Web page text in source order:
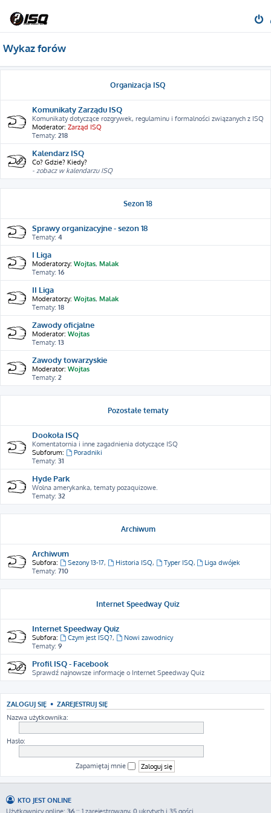
Wykaz forów
Organizacja ISQ
Komunikaty Zarządu ISQ
Komunikaty dotyczące rozgrywek, regulaminu i formalności związanych z ISQ
Moderator: Zarząd ISQ
Tematy: 218
Kalendarz ISQ
Co? Gdzie? Kiedy?
- zobacz w kalendarzu ISQ
Sezon 18
Sprawy organizacyjne - sezon 18
Tematy: 4
I Liga
Moderatorzy: Wojtas, Malak
Tematy: 16
II Liga
Moderatorzy: Wojtas, Malak
Tematy: 18
Zawody oficjalne
Moderator: Wojtas
Tematy: 13
Zawody towarzyskie
Moderator: Wojtas
Tematy: 2
Pozostałe tematy
Dookoła ISQ
Komentatornia i inne zagadnienia dotyczące ISQ
Subforum:
Poradniki
Tematy: 31
Hyde Park
Wolna amerykanka, tematy pozaquizowe.
Tematy: 32
Archiwum
Archiwum
Subfora: Sezony 13-17, Historia ISQ, Typer ISQ,
Liga dwójek
Tematy: 710
Internet Speedway Quiz
Internet Speedway Quiz
Subfora: Czym jest ISQ?,
Nowi zawodnicy
Tematy: 9
Profil ISQ - Facebook
Sprawdź najnowsze informacje o Internet Speedway Quiz
ZALOGUJ SIĘ • ZAREJESTRUJ SIĘ
Nazwa użytkownika:
Hasło:
Zapamiętaj mnie
KTO JEST ONLINE
Użytkownicy online: 36 :: 1 zarejestrowany, 0 ukrytych i 35 gości